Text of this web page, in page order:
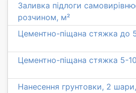
Заливка підлоги
розчином, м²
Цементно-піщана стяжка до
Цементно-піщана стяжка 5-
Нанесення грунтовки, 2